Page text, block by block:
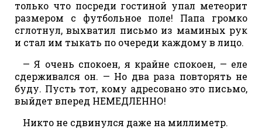
только что посреди гостиной упал метеорит
размером с футбольное поле! Папа громко
сглотнул, выхватил письмо из маминых рук
и стал им тыкать по очереди каждому в лицо.
— Я очень спокоен, я крайне спокоен, — еле
сдерживался он. — Но два раза повторять не
буду. Пусть тот, кому адресовано это письмо,
выйдет вперед НЕМЕДЛЕННО!
Никто не сдвинулся даже на миллиметр.